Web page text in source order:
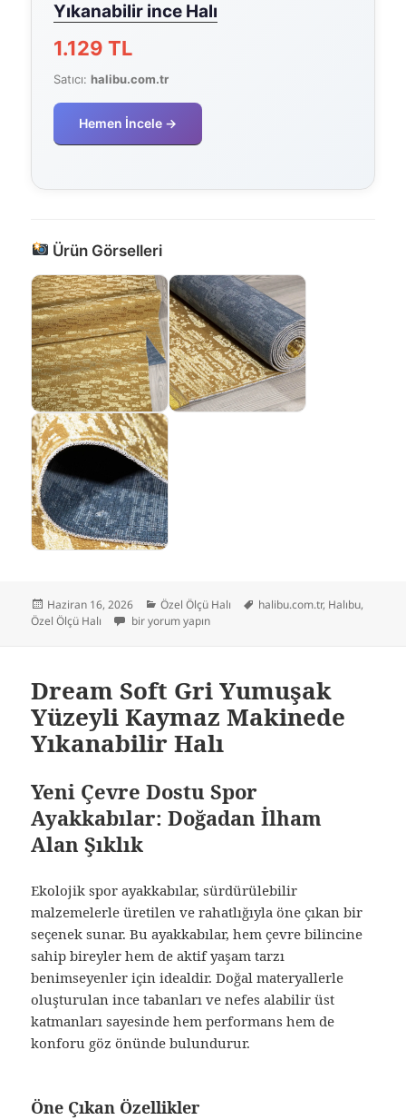
Yıkanabilir ince Halı
1.129 TL
Satıcı:halibu.com.tr
Hemen İncele →
Ürün Görselleri
Yayın
tarihi
Haziran 16, 2026 Kategoriler
Özel Ölçü Halı Etiketler
halibu.com.tr, Halıbu,
Özel Ölçü Halı
Gold Renkli Parlak Altı Kaymaz Yıkanabilir ince Halı için
bir yorum yapın
Dream Soft Gri Yumuşak
Yüzeyli Kaymaz Makinede
Yıkanabilir Halı
Yeni Çevre Dostu Spor
Ayakkabılar: Doğadan İlham
Alan Şıklık
Ekolojik spor ayakkabılar, sürdürülebilir
malzemelerle üretilen ve rahatlığıyla öne çıkan bir
seçenek sunar. Bu ayakkabılar, hem çevre bilincine
sahip bireyler hem de aktif yaşam tarzı
benimseyenler için idealdir. Doğal materyallerle
oluşturulan ince tabanları ve nefes alabilir üst
katmanları sayesinde hem performans hem de
konforu göz önünde bulundurur.
Öne Çıkan Özellikler